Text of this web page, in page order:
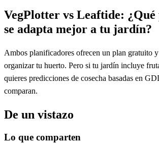
VegPlotter vs Leaftide:
se adapta mejor a tu jardín?
Ambos planificadores ofrecen un plan gratuito
organizar tu huerto. Pero si tu jardín incluye
quieres predicciones de cosecha basadas en
comparan.
De un vistazo
Lo que comparten